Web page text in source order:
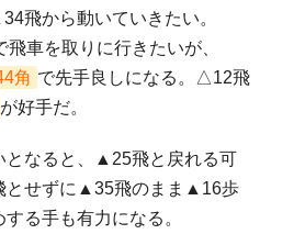
飛から動いていきたい。
車を取りに行きたいが、
角 で先手良しになる。△12飛
が好手だ。
なると、▲25飛と戻れる可
とせずに▲35飛のまま▲16歩
る手も有力になる。